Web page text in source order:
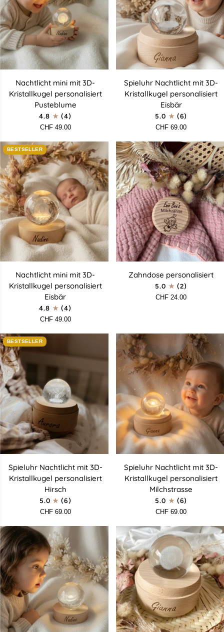
Nachtlicht
mini
Pusteblume
Nachtlicht mini mit 3D-
Kristallkugel personalisiert
Pusteblume
4.8
(4)
CHF 49.00
Spieluhr
Nachtlicht
Eisbär
Spieluhr Nachtlicht mit 3D-
Kristallkugel personalisiert
Eisbär
5.0
(6)
CHF 69.00
BESTSELLER
Nachtlicht
mini
Kristallkugel
Eisbär
Nachtlicht mini mit 3D-
Kristallkugel personalisiert
Eisbär
4.8
(4)
CHF 49.00
Zahndose
personalisiert
Zahndose personalisiert
5.0
(2)
CHF 24.00
BESTSELLER
Spieluhr
Nachtlicht
Hirsch
Spieluhr Nachtlicht mit 3D-
Kristallkugel personalisiert
Hirsch
5.0
(6)
CHF 69.00
Spieluhr
Nachtlicht
Milchstrasse
Spieluhr Nachtlicht mit 3D-
Kristallkugel personalisiert
Milchstrasse
5.0
(6)
CHF 69.00